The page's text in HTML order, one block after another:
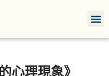
心理現象》